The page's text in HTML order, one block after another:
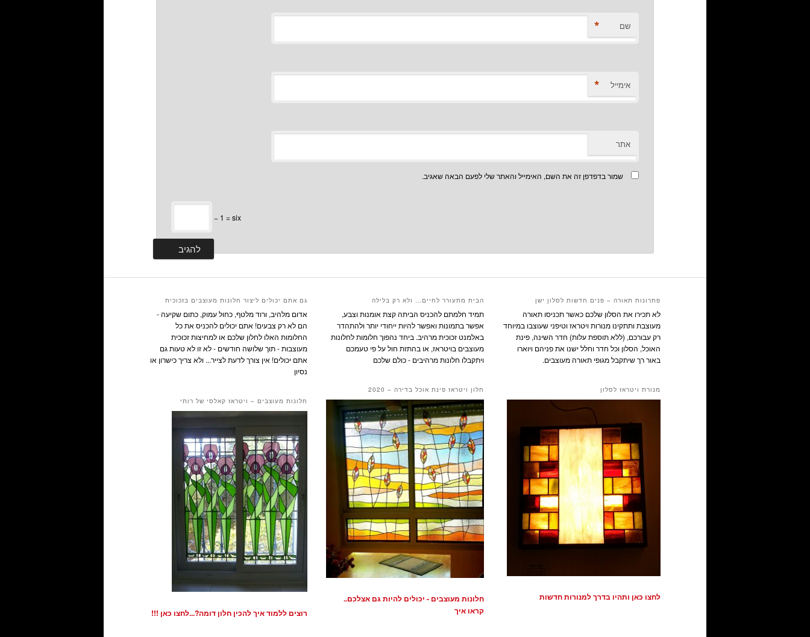
שם *
אימייל *
אתר
שמור בדפדפן זה את השם, האימייל והאתר שלי לפעם הבאה שאגיב.
− 1 = six
פתרונות תאורה – פנים חדשות לסלון ישן
לא תכירו את הסלון שלכם כאשר תכניסו תאורה
מעוצבת ותתקינו מנורות ויטראז וטיפני שעוצבו במיוחד
רק עבורכם, (ללא תוספת עלות) חדר השינה, פינת
האוכל, הסלון וכל חדר וחלל ישנו את פניהם ויוארו
באור רך שיתקבל מגופי תאורה מעוצבים.
מנורת ויטראז לסלון
לחצו כאן ותהיו בדרך למנורות חדשות
הבית מתעורר לחיים… ולא רק בלילה
תמיד חלמתם להכניס הביתה קצת אומנות וצבע,
אפשר בתמונות ואפשר להיות ייחודי יותר ולהתהדר
באלמנט זכוכית מרהיב. ביחד נהפוך חלומות לחלונות
מעוצבים בויטראז, או בהתזת חול על פי טעמכם
ויתקבלו חלונות מרהיבים - כולם שלכם
חלון ויטראז פינת אוכל בדירה – 2020
חלונות מעוצבים - יכולים להיות גם אצלכם..
קראו איך
גם אתם יכולים ליצור חלונות מעוצבים בזכוכית
אדום מלהיב, ורוד מלטף, כחול עמוק, כתום שקיעה -
הם לא רק צבעים! אתם יכולים להכניס את כל
החלומות האלו לחלון שלכם או למחיצות זכוכית
מעוצבות - תוך שלושה חודשים - לא זו לא טעות גם
אתם יכולים! אין צורך לדעת לצייר... ולא צריך כישרון או
נסיון
חלונות מעוצבים – ויטראז קאלסי של רותי
רוצים ללמוד איך להכין חלון דומה?...לחצו כאן !!!